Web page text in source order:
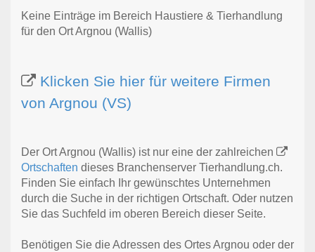
Keine Einträge im Bereich Haustiere & Tierhandlung
für den Ort Argnou (Wallis)
Klicken Sie hier für weitere Firmen
von Argnou (VS)
Der Ort Argnou (Wallis) ist nur eine der zahlreichen
Ortschaften dieses Branchenserver Tierhandlung.ch.
Finden Sie einfach Ihr gewünschtes Unternehmen
durch die Suche in der richtigen Ortschaft. Oder nutzen
Sie das Suchfeld im oberen Bereich dieser Seite.
Benötigen Sie die Adressen des Ortes Argnou oder der